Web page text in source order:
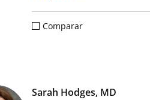
Comparar
Sarah Hodges, MD